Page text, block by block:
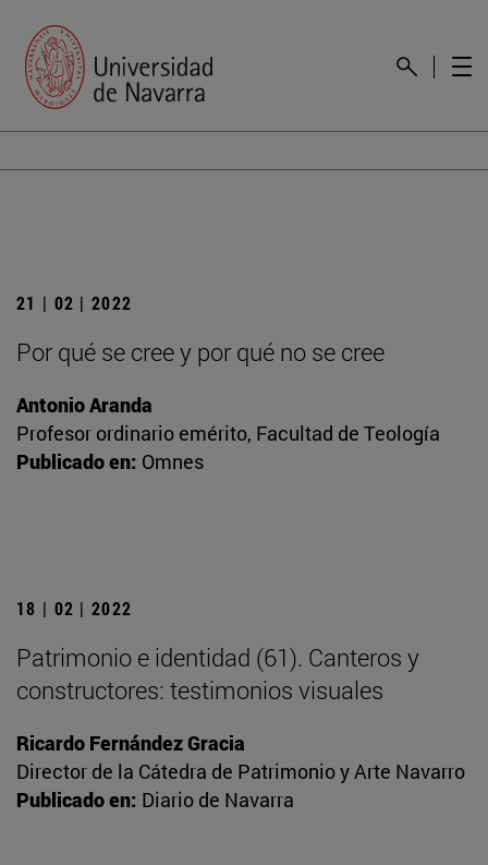
21 | 02 | 2022
Por qué se cree y por qué no se cree
Antonio Aranda
Profesor ordinario emérito, Facultad de Teología
Publicado en: Omnes
18 | 02 | 2022
Patrimonio e identidad (61). Canteros y
constructores: testimonios visuales
Ricardo Fernández Gracia
Director de la Cátedra de Patrimonio y Arte Navarro
Publicado en: Diario de Navarra